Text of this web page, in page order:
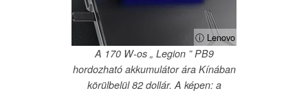
ⓘ Lenovo
A 170 W-os „ Legion ” PB9
hordozható akkumulátor ára Kínában
körülbelül 82 dollár. A képen: a